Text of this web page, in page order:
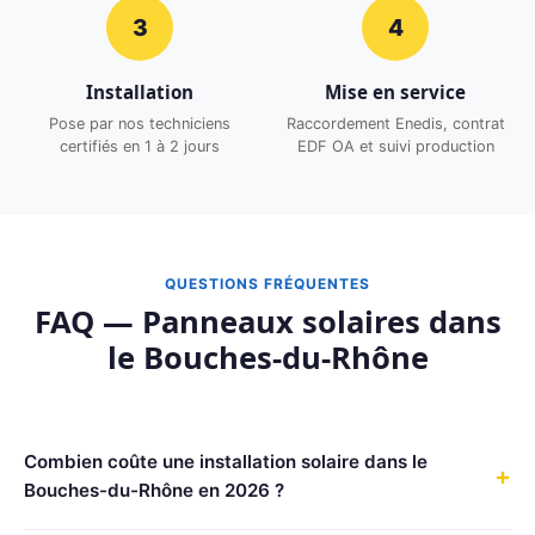
3
Installation
Pose par nos techniciens
certifiés en 1 à 2 jours
4
Mise en service
Raccordement Enedis, contrat
EDF OA et suivi production
QUESTIONS FRÉQUENTES
FAQ — Panneaux solaires dans
le Bouches-du-Rhône
Combien coûte une installation solaire dans le
Bouches-du-Rhône en 2026 ?
+